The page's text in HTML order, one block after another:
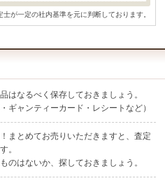
が一定の社内基準を元に判断しております。
はなるべく保存しておきましょう。
ギャンティーカード・レシートなど）
まとめてお売りいただきますと、査定
。
のはないか、探しておきましょう。